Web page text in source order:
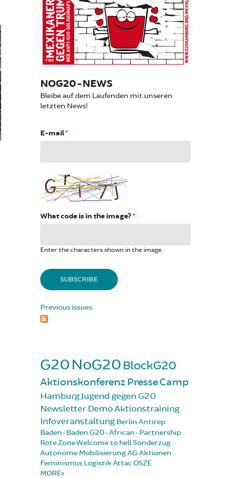
NOG20-NEWS
Bleibe auf dem Laufenden mit unseren
letzten News!
E-mail*
What code is in the image? *
Enter the characters shown in the image.
Previous issues
G20NoG20 BlockG20
Aktionskonferenz PresseCamp
HamburgJugend gegen G20
NewsletterDemoAktionstraining
Infoveranstaltung Berlin Antirep
Baden-Baden G20-African-Partnership
Rote ZoneWelcome to hellSonderzug
Autonome MobilisierungAG Aktionen
Feminismus Logistik Attac OSZE
MORE